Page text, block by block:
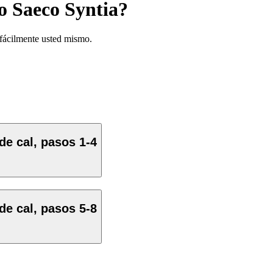
Saeco Syntia?
usted mismo.
cal, pasos 1-4
cal, pasos 5-8